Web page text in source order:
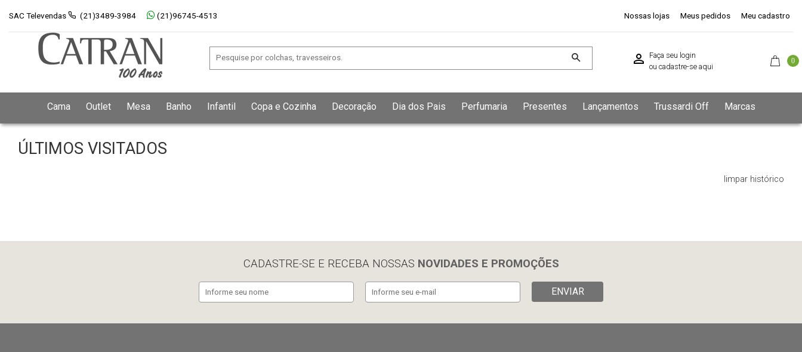
SAC Televendas (21)3489-3984 (21)96745-4513 Nossas lojas Meus pedidos Meu cadastro
Faça seu login
ou cadastre-se aqui
0
Cama Outlet Mesa Banho Infantil Copa e Cozinha Decoração Dia dos Pais Perfumaria Presentes Lançamentos Trussardi Off Marcas
ÚLTIMOS VISITADOS
limpar histórico
CADASTRE-SE E RECEBA NOSSAS NOVIDADES E PROMOÇÕES
ENVIAR